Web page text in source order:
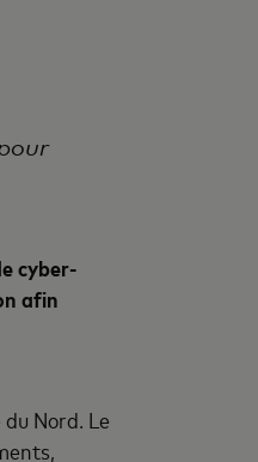
cyber-
afin
Nord. Le